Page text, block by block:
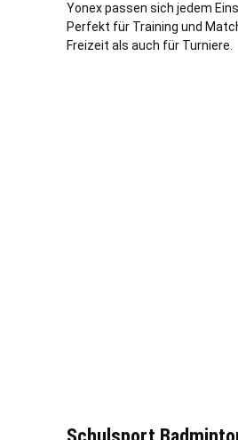
Yonex passen sich jedem
Perfekt für Training und
Freizeit als auch für Turniere.